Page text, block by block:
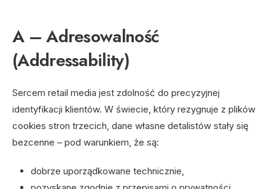
A – Adresowalność
(Addressability)
Sercem retail media jest zdolność do precyzyjnej
identyfikacji klientów. W świecie, który rezygnuje z plików
cookies stron trzecich, dane własne detalistów stały się
bezcenne – pod warunkiem, że są:
dobrze uporządkowane technicznie,